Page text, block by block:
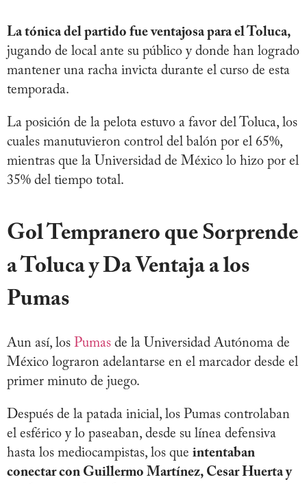
La tónica del partido fue ventajosa para el Toluca,
jugando de local ante su público y donde han logrado
mantener una racha invicta durante el curso de esta
temporada.
La posición de la pelota estuvo a favor del Toluca, los
cuales manutuvieron control del balón por el 65%,
mientras que la Universidad de México lo hizo por el
35% del tiempo total.
Gol Tempranero que Sorprende
a Toluca y Da Ventaja a los
Pumas
Aun así, los Pumas de la Universidad Autónoma de
México lograron adelantarse en el marcador desde el
primer minuto de juego.
Después de la patada inicial, los Pumas controlaban
el esférico y lo paseaban, desde su línea defensiva
hasta los mediocampistas, los que intentaban
conectar con Guillermo Martínez, Cesar Huerta y